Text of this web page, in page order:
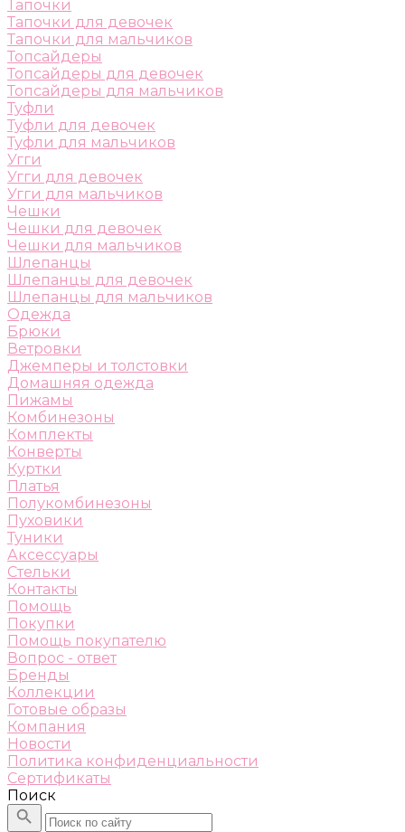
Тапочки
Тапочки для девочек
Тапочки для мальчиков
Топсайдеры
Топсайдеры для девочек
Топсайдеры для мальчиков
Туфли
Туфли для девочек
Туфли для мальчиков
Угги
Угги для девочек
Угги для мальчиков
Чешки
Чешки для девочек
Чешки для мальчиков
Шлепанцы
Шлепанцы для девочек
Шлепанцы для мальчиков
Одежда
Брюки
Ветровки
Джемперы и толстовки
Домашняя одежда
Пижамы
Комбинезоны
Комплекты
Конверты
Куртки
Платья
Полукомбинезоны
Пуховики
Туники
Аксессуары
Стельки
Контакты
Помощь
Покупки
Помощь покупателю
Вопрос - ответ
Бренды
Коллекции
Готовые образы
Компания
Новости
Политика конфиденциальности
Сертификаты
Поиск